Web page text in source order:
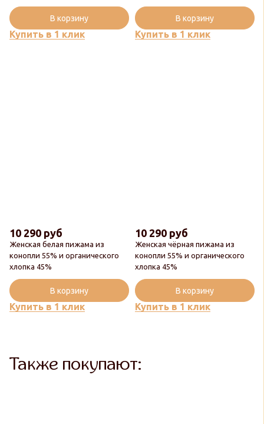
Купить в 1 клик
В корзину
Купить в 1 клик
В корзину
Женская белая пижама из
конопли 55% и органического
хлопка 45%
10 290 руб
Купить в 1 клик
В корзину
Женская чёрная пижама из
конопли 55% и органического
хлопка 45%
10 290 руб
Купить в 1 клик
В корзину
Также покупают: